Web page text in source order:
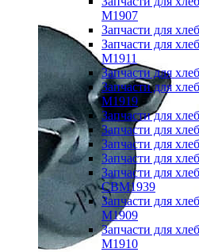
M1907
Запчасти для
Запчасти для
M1911
Запчасти для
Запчасти для
M1919
Запчасти для
Запчасти для
Запчасти для
Запчасти для
Запчасти для
CBM1939
Запчасти для
M1909
Запчасти для
M1910